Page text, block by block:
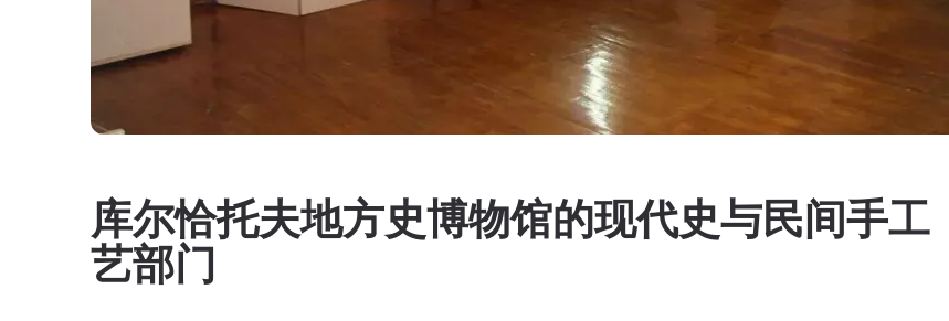
库尔恰托夫地方史博物馆的现代史与民间手工
艺部门